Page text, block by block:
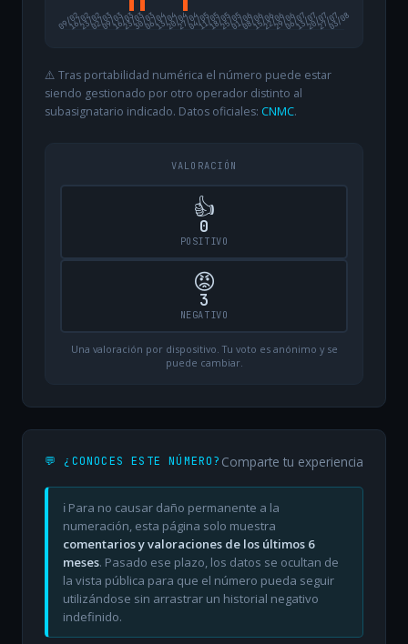
09/02
16/0223/0202/0309/0316/0323/0330/0306/0413/0420/0427/0404/0511/0518/0525/0501/0608/0615/0622/0629/0606/0713/0720/0727/07
03/08
⚠️ Tras portabilidad numérica el número puede estar
siendo gestionado por otro operador distinto al
subasignatario indicado. Datos oficiales: CNMC.
VALORACIÓN
👍
0
POSITIVO
😡
3
NEGATIVO
Una valoración por dispositivo. Tu voto es anónimo y se
puede cambiar.
💬 ¿CONOCES ESTE NÚMERO? Comparte tu experiencia
ℹ️ Para no causar daño permanente a la
numeración, esta página solo muestra
comentarios y valoraciones de los últimos 6
meses. Pasado ese plazo, los datos se ocultan de
la vista pública para que el número pueda seguir
utilizándose sin arrastrar un historial negativo
indefinido.